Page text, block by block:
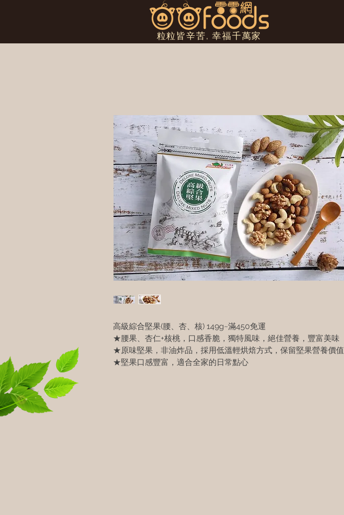
粒粒皆辛苦, 幸福千萬家
高級綜合堅果(腰、杏、核) 149g~滿450免運
★腰果、杏仁+核桃，口感香脆，獨特風味，絕佳營養，豐富美味
★原味堅果，非油炸品，採用低溫輕烘焙方式，保留堅果營養價值
★堅果口感豐富，適合全家的日常點心